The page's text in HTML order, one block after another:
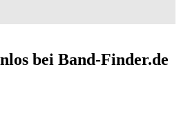
bei Band-Finder.de